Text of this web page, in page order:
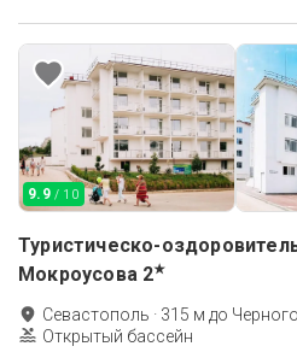
9.9 / 10
Туристическо-
Мокроусова 2★
Севастополь · 315 м до
Открытый бассейн